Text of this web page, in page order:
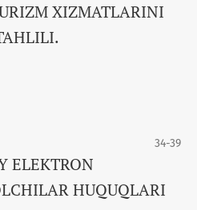
XIZMATLARINI
34-39
ELEKTRON
HUQUQLARI